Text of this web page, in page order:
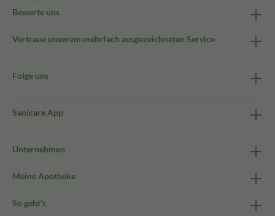
Bewerte uns
Vertraue unserem mehrfach ausgezeichneten Service
Folge uns
Sanicare App
Unternehmen
Meine Apotheke
So geht's